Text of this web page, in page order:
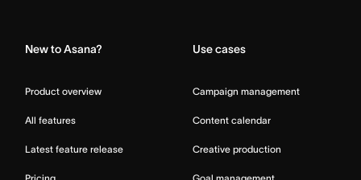
New to Asana?
Product overview
All features
Latest feature release
Use cases
Campaign management
Content calendar
Creative production